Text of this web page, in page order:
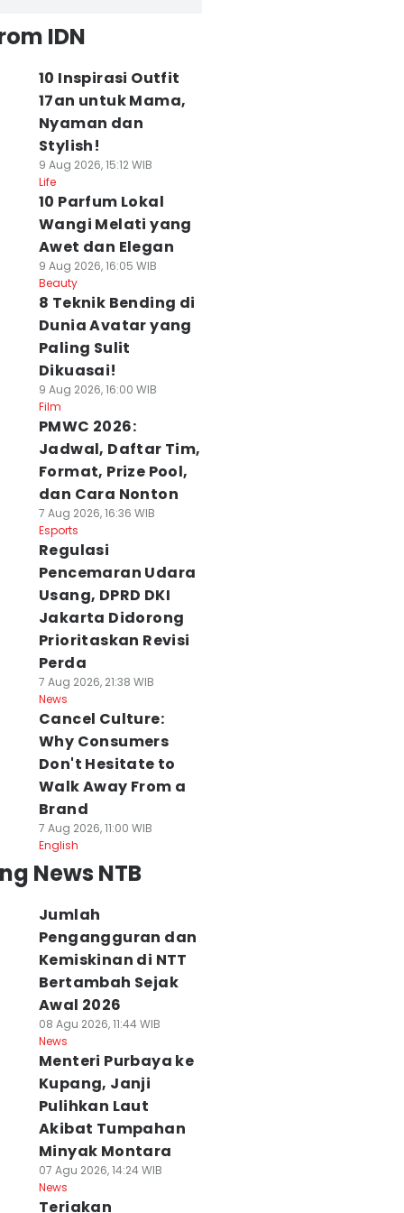
IDN
10 Inspirasi Outfit
17an untuk Mama,
Nyaman dan
Stylish!
9 Aug 2026, 15:12 WIB
Life
10 Parfum Lokal
Wangi Melati yang
Awet dan Elegan
9 Aug 2026, 16:05 WIB
Beauty
8 Teknik Bending di
Dunia Avatar yang
Paling Sulit
Dikuasai!
9 Aug 2026, 16:00 WIB
Film
PMWC 2026:
Jadwal, Daftar Tim,
Format, Prize Pool,
dan Cara Nonton
7 Aug 2026, 16:36 WIB
Esports
Regulasi
Pencemaran Udara
Usang, DPRD DKI
Jakarta Didorong
Prioritaskan Revisi
Perda
7 Aug 2026, 21:38 WIB
News
Cancel Culture:
Why Consumers
Don't Hesitate to
Walk Away From a
Brand
7 Aug 2026, 11:00 WIB
English
News NTB
Jumlah
Pengangguran dan
Kemiskinan di NTT
Bertambah Sejak
Awal 2026
08 Agu 2026, 11:44 WIB
News
Menteri Purbaya ke
Kupang, Janji
Pulihkan Laut
Akibat Tumpahan
Minyak Montara
07 Agu 2026, 14:24 WIB
News
Teriakan